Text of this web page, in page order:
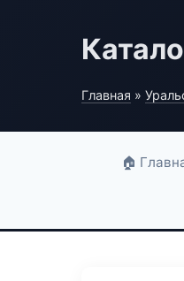
Главная »
🏠